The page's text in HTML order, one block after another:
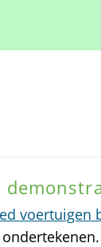
voertuigen